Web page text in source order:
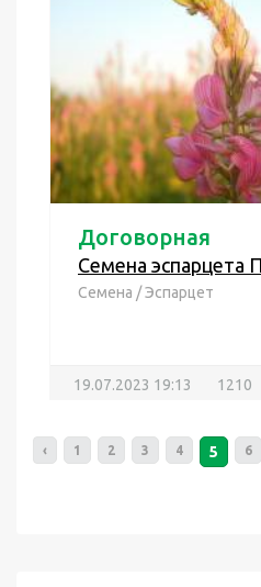
Договорная
Семена эспарцета
Семена /Эспарцет
19.07.2023 19:13 1210
‹ 1 2 3 4 5 6